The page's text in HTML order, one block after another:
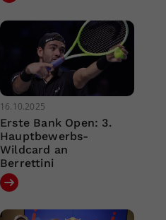
16.10.2025
Erste Bank Open: 3.
Hauptbewerbs-
Wildcard an
Berrettini